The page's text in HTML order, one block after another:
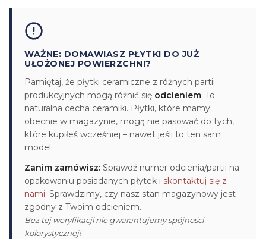
WAŻNE: DOMAWIASZ PŁYTKI DO JUŻ
UŁOŻONEJ POWIERZCHNI?
Pamiętaj, że płytki ceramiczne z różnych partii
produkcyjnych mogą różnić się odcieniem. To
naturalna cecha ceramiki. Płytki, które mamy
obecnie w magazynie, mogą nie pasować do tych,
które kupiłeś wcześniej – nawet jeśli to ten sam
model.
Zanim zamówisz: Sprawdź numer odcienia/partii na
opakowaniu posiadanych płytek i skontaktuj się z
nami. Sprawdzimy, czy nasz stan magazynowy jest
zgodny z Twoim odcieniem.
Bez tej weryfikacji nie gwarantujemy spójności
kolorystycznej!